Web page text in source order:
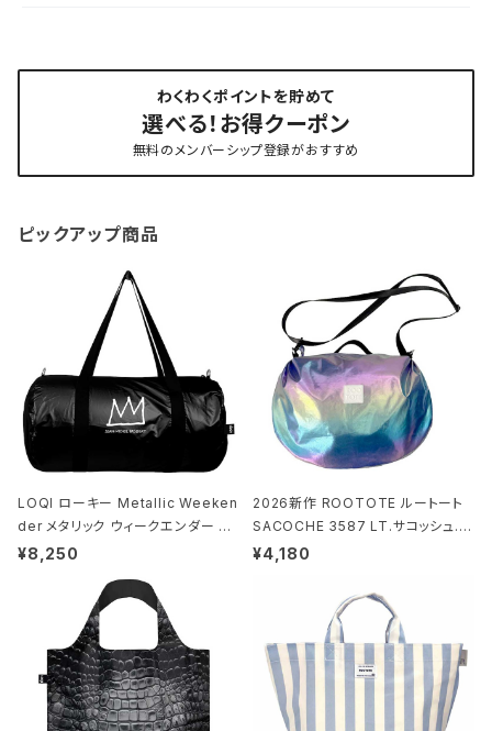
わくわくポイントを貯めて
選べる！お得クーポン
無料のメンバーシップ登録がおすすめ
ピックアップ商品
LOQI ローキー Metallic Weeken
der メタリック ウィークエンダー ボ
ストンバッグ ショルダーバッグ JEAN
ck ジャン=ミッシェル・バスキア/クラ
ウン ブラック
¥8,250
2026新作 ROOTOTE ルートート
SACOCHE 3587 LT.サコッシュ.ル
ミエ-B ショルダーバッグ グロスネイ
¥4,180